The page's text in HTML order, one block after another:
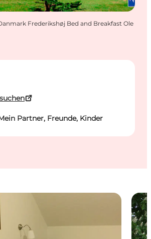
Partner, Freunde, Kinder
Frederikshøj Bed and Breakfast Ole